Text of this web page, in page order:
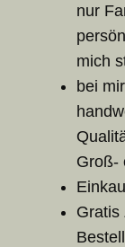
nur
mich
bei
Groß-
Gratis